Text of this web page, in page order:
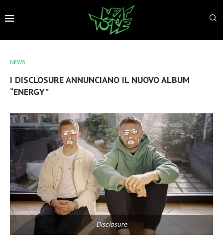
NEWS
I DISCLOSURE ANNUNCIANO IL NUOVO ALBUM
“ENERGY”
Disclosure